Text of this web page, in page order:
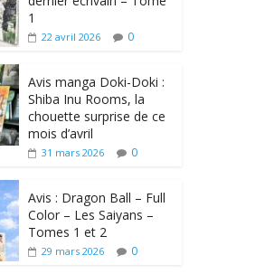
1
22 avril 2026 0
Avis manga Doki-Doki :
Shiba Inu Rooms, la
chouette surprise de ce
mois d’avril
31 mars 2026 0
Avis : Dragon Ball – Full
Color – Les Saiyans –
Tomes 1 et 2
29 mars 2026 0